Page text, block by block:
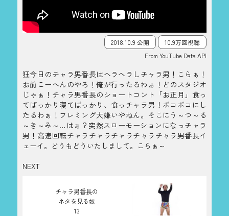
2018.10.9 公開
10.9万回視聴
From YouTube Data API
狂今日のチャラ男番長はヘラヘラしチャラ男！こらぁ！
お前こーへんのやろ！俺が行ったるわぁ！どのスタジオ
じゃぁ！チャラ男番長のショートコント「お正月」食っ
てばっかり寝てばっかり、食っチャラ男！ボコボコにし
たるわぁ！フレミング大嫌いやねん。そこにう～つ～る
～き～み～…はぁ？突然スローモーションになっチャラ
男！高速回転チャラチャラチャラチャラチャラ男番長イ
ェーイ。どうもどういたしまして。こらぁ～
NEXT
チャラ男番長の
ネタを見る奴
13